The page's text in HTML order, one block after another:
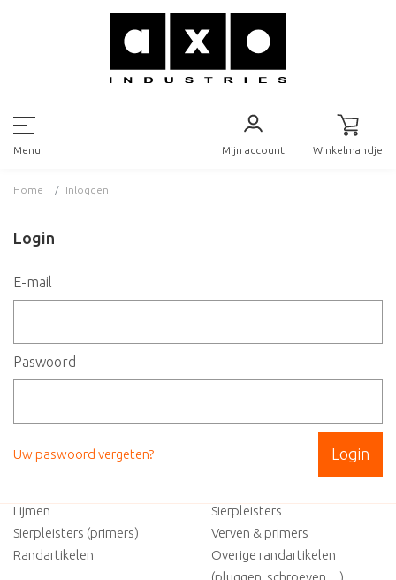
Menu Mijn account Winkelmandje
Home Inloggen
Login
E-mail
Paswoord
Uw paswoord vergeten?
Sitemap
Lijmen
Sierpleisters
Sierpleisters (primers)
Verven & primers
Randartikelen
Overige randartikelen